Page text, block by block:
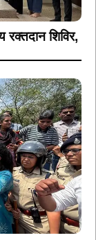
शिविर,